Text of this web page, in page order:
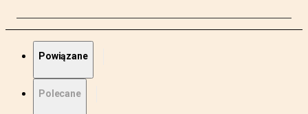
Powiązane
Polecane